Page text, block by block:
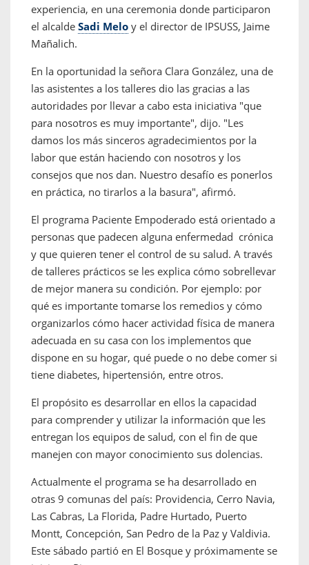
experiencia, en una ceremonia donde participaron
el alcalde Sadi Melo y el director de IPSUSS, Jaime
Mañalich.
En la oportunidad la señora Clara González, una de
las asistentes a los talleres dio las gracias a las
autoridades por llevar a cabo esta iniciativa "que
para nosotros es muy importante", dijo. "Les
damos los más sinceros agradecimientos por la
labor que están haciendo con nosotros y los
consejos que nos dan. Nuestro desafío es ponerlos
en práctica, no tirarlos a la basura", afirmó.
El programa Paciente Empoderado está orientado a
personas que padecen alguna enfermedad crónica
y que quieren tener el control de su salud. A través
de talleres prácticos se les explica cómo sobrellevar
de mejor manera su condición. Por ejemplo: por
qué es importante tomarse los remedios y cómo
organizarlos cómo hacer actividad física de manera
adecuada en su casa con los implementos que
dispone en su hogar, qué puede o no debe comer si
tiene diabetes, hipertensión, entre otros.
El propósito es desarrollar en ellos la capacidad
para comprender y utilizar la información que les
entregan los equipos de salud, con el fin de que
manejen con mayor conocimiento sus dolencias.
Actualmente el programa se ha desarrollado en
otras 9 comunas del país: Providencia, Cerro Navia,
Las Cabras, La Florida, Padre Hurtado, Puerto
Montt, Concepción, San Pedro de la Paz y Valdivia.
Este sábado partió en El Bosque y próximamente se